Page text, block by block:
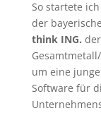
So startete
der
think ING.
um eine
Software für